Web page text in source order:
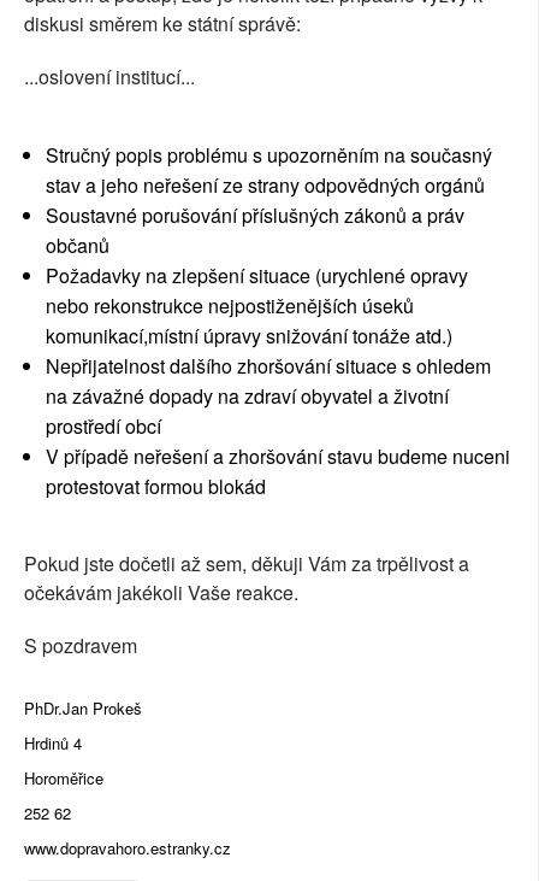
diskusi směrem ke státní správě:
...oslovení institucí...
Stručný popis problému s upozorněním na současný
stav a jeho neřešení ze strany odpovědných orgánů
Soustavné porušování příslušných zákonů a práv
občanů
Požadavky na zlepšení situace (urychlené opravy
nebo rekonstrukce nejpostiženějších úseků
komunikací,místní úpravy snižování tonáže atd.)
Nepřijatelnost dalšího zhoršování situace s ohledem
na závažné dopady na zdraví obyvatel a životní
prostředí obcí
V případě neřešení a zhoršování stavu budeme nuceni
protestovat formou blokád
Pokud jste dočetli až sem, děkuji Vám za trpělivost a
očekávám jakékoli Vaše reakce.
S pozdravem
PhDr.Jan Prokeš
Hrdinů 4
Horoměřice
252 62
www.dopravahoro.estranky.cz